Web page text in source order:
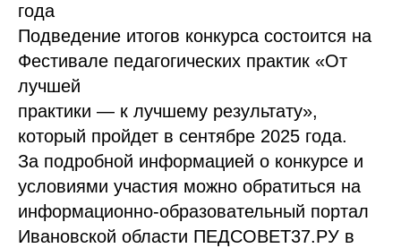
года
Подведение итогов конкурса состоится на
Фестивале педагогических практик «От
лучшей
практики — к лучшему результату»,
который пройдет в сентябре 2025 года.
За подробной информацией о конкурсе и
условиями участия можно обратиться на
информационно-образовательный портал
Ивановской области ПЕДСОВЕТ37.РУ в